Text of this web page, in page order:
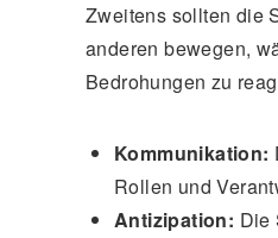
Zweitens sollten die
anderen bewegen,
Bedrohungen zu
Kommunikation:
Rollen und
Antizipation: Die